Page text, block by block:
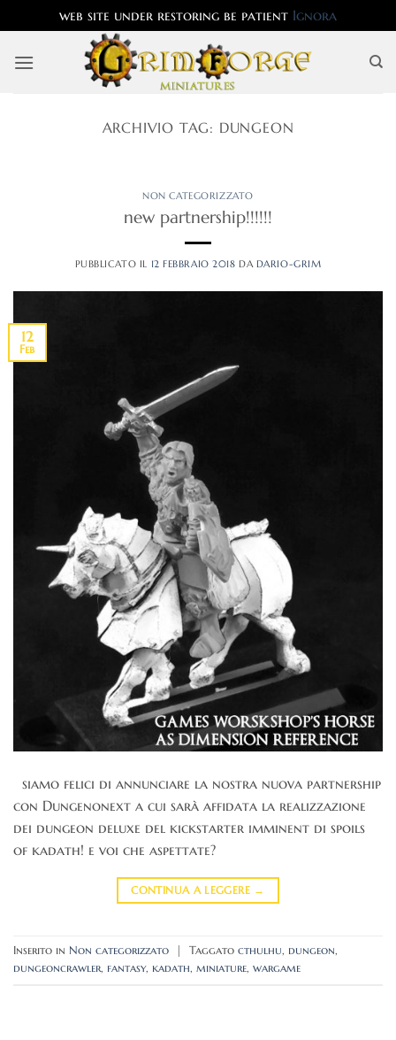
web site under restoring be patient Ignora
ARCHIVIO TAG: DUNGEON
NON CATEGORIZZATO
new partnership!!!!!!
PUBBLICATO IL 12 FEBBRAIO 2018 DA DARIO-GRIM
12
Feb
siamo felici di annunciare la nostra nuova partnership
con Dungenonext a cui sarà affidata la realizzazione
dei dungeon deluxe del kickstarter imminent di spoils
of kadath! e voi che aspettate?
CONTINUA A LEGGERE →
Inserito in Non categorizzato Taggato cthulhu, dungeon,
dungeoncrawler, fantasy, kadath, miniature, wargame